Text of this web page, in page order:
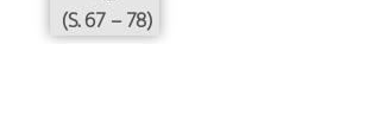
(S. 67 – 78)